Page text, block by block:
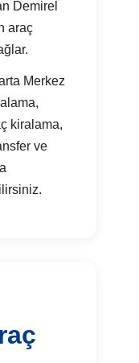
Demirel
araç
Merkez
kiralama,
ve